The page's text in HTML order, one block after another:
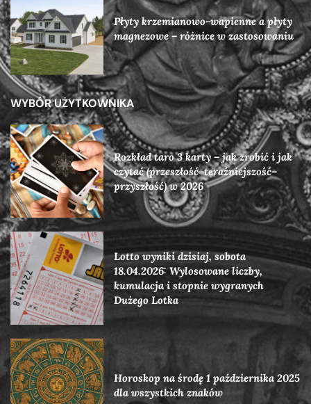
Płyty krzemianowo-wapienne a płyty
magnezowe – różnice w zastosowaniu
WYBÓR UŻYTKOWNIKA
Rozkład taro 3 karty – jak zrobić i jak
czytać (przeszłość–teraźniejszość–
przyszłość) w 2026
Lotto wyniki dzisiaj, sobota
18.04.2026: Wylosowane liczby,
kumulacja i stopnie wygranych
Dużego Lotka
Horoskop na środę 1 października 2025
dla wszystkich znaków